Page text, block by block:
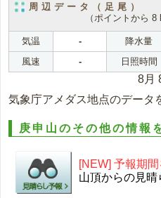
周辺データ（足尾）
（ポイントから 8
気温 - 降水量
風速
- 日照時間
8月
気象庁アメダス地点のデータ
庚申山のその他の情報
[NEW] 予報期
山頂からの見晴